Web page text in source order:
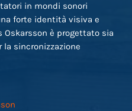
in mondi sonori
forte identità visiva e
è progettato sia
la sincronizzazione